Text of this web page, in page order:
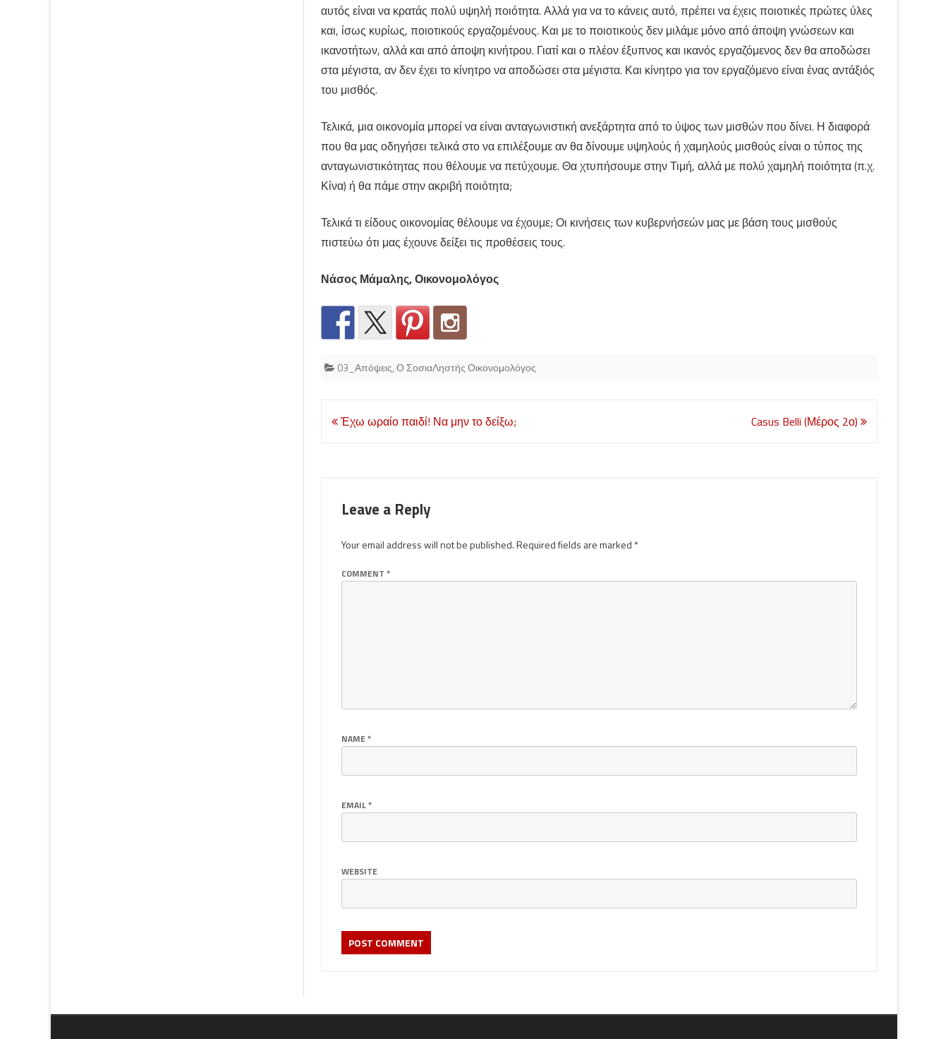
αυτός είναι να κρατάς πολύ υψηλή ποιότητα. Αλλά για να το κάνεις αυτό, πρέπει να έχεις ποιοτικές πρώτες ύλες
και, ίσως κυρίως, ποιοτικούς εργαζομένους. Και με το ποιοτικούς δεν μιλάμε μόνο από άποψη γνώσεων και
ικανοτήτων, αλλά και από άποψη κινήτρου. Γιατί και ο πλέον έξυπνος και ικανός εργαζόμενος δεν θα αποδώσει
στα μέγιστα, αν δεν έχει το κίνητρο να αποδώσει στα μέγιστα. Και κίνητρο για τον εργαζόμενο είναι ένας αντάξιός
του μισθός.
Τελικά, μια οικονομία μπορεί να είναι ανταγωνιστική ανεξάρτητα από το ύψος των μισθών που δίνει. Η διαφορά
που θα μας οδηγήσει τελικά στο να επιλέξουμε αν θα δίνουμε υψηλούς ή χαμηλούς μισθούς είναι ο τύπος της
ανταγωνιστικότητας που θέλουμε να πετύχουμε. Θα χτυπήσουμε στην Τιμή, αλλά με πολύ χαμηλή ποιότητα (π.χ.
Κίνα) ή θα πάμε στην ακριβή ποιότητα;
Τελικά τι είδους οικονομίας θέλουμε να έχουμε; Οι κινήσεις των κυβερνήσεών μας με βάση τους μισθούς
πιστεύω ότι μας έχουνε δείξει τις προθέσεις τους.
Νάσος Μάμαλης, Οικονομολόγος
03_Απόψεις,Ο ΣοσιαΛηστής Οικονομολόγος
Post
Έχω ωραίο παιδί! Να μην το δείξω; Casus Belli (Μέρος 2ο)
Leave a Reply
Your email address will not be published.Required fields are marked *
COMMENT *
NAME*
EMAIL*
WEBSITE